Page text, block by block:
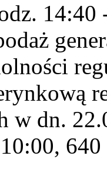
14:40
w dn.